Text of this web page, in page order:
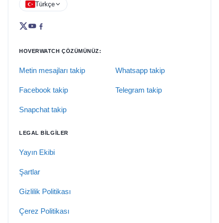
Türkçe
HOVERWATCH ÇÖZÜMÜNÜZ:
Metin mesajları takip Whatsapp takip
Facebook takip Telegram takip
Snapchat takip
LEGAL BILGILER
Yayın Ekibi
Şartlar
Gizlilik Politikası
Çerez Politikası